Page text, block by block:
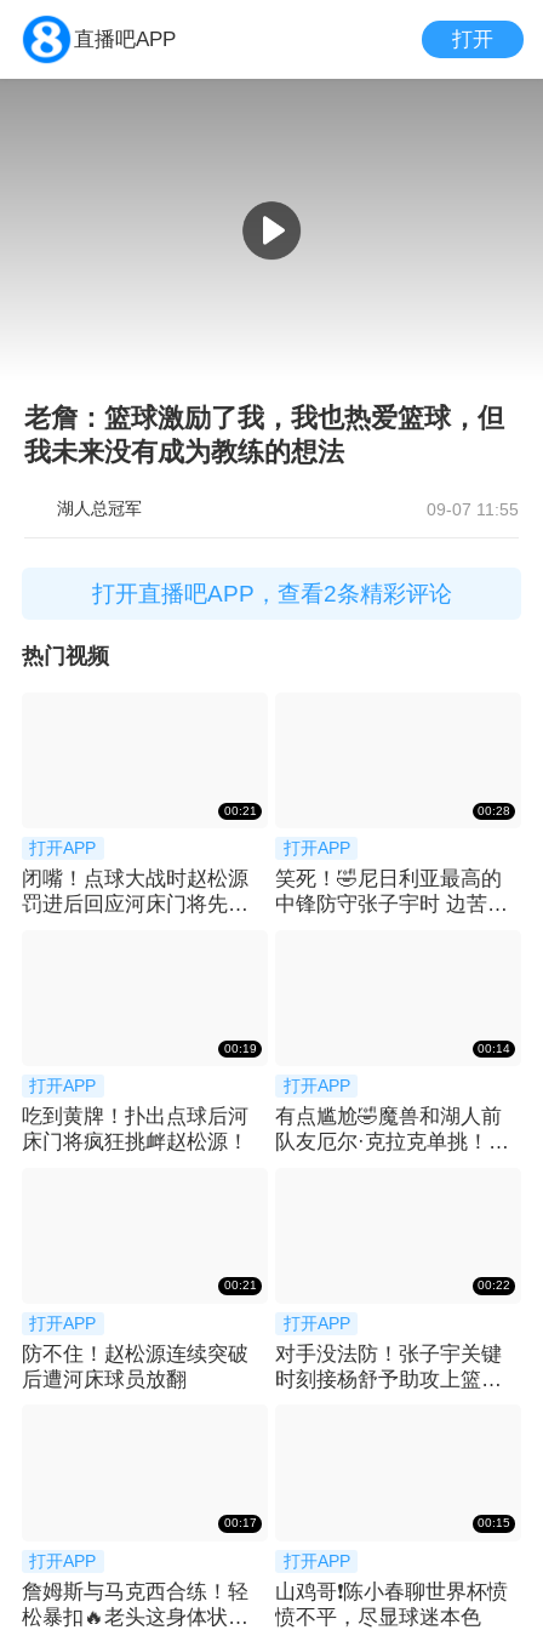
直播吧APP 打开
老詹：篮球激励了我，我也热爱篮球，但
我未来没有成为教练的想法
湖人总冠军 09-07 11:55
打开直播吧APP，查看2条精彩评论
热门视频
00:21
打开APP
闭嘴！点球大战时赵松源
罚进后回应河床门将先前
00:28
打开APP
笑死！🤣尼日利亚最高的
中锋防守张子宇时 边苦笑
00:19
打开APP
吃到黄牌！扑出点球后河
床门将疯狂挑衅赵松源！
00:14
打开APP
有点尴尬🤣魔兽和湖人前
队友厄尔·克拉克单挑！吃
00:21
打开APP
防不住！赵松源连续突破
后遭河床球员放翻
00:22
打开APP
对手没法防！张子宇关键
时刻接杨舒予助攻上篮打
00:17
打开APP
詹姆斯与马克西合练！轻
松暴扣🔥老头这身体状态
00:15
打开APP
山鸡哥❗️陈小春聊世界杯愤
愤不平，尽显球迷本色